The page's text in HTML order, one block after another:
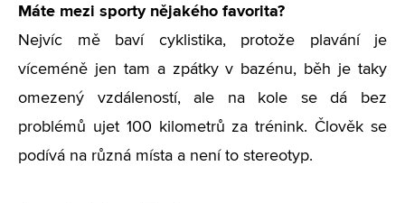
Máte mezi sporty nějakého favorita?
Nejvíc mě baví cyklistika, protože plavání je
víceméně jen tam a zpátky v bazénu, běh je taky
omezený vzdáleností, ale na kole se dá bez
problémů ujet 100 kilometrů za trénink. Člověk se
podívá na různá místa a není to stereotyp.